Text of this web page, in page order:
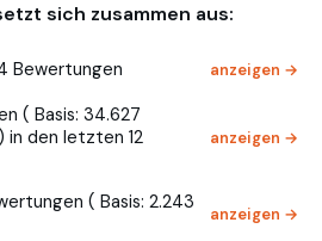
sich zusammen aus:
Bewertungen anzeigen →
( Basis: 34.627
den letzten 12
anzeigen →
( Basis: 2.243
anzeigen →